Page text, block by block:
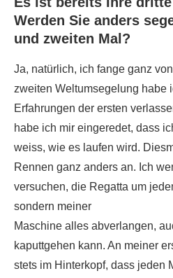
Werden Sie anders
und zweiten Mal?
Ja, natürlich, ich fange ganz
zweiten Weltumsegelung habe
Erfahrungen der ersten
habe ich mir eingeredet, dass
weiss, wie es laufen wird.
Rennen ganz anders an. Ich
versuchen, die Regatta um
sondern meiner
Maschine alles abverlangen,
kaputtgehen kann. An meiner
stets im Hinterkopf, dass jeden